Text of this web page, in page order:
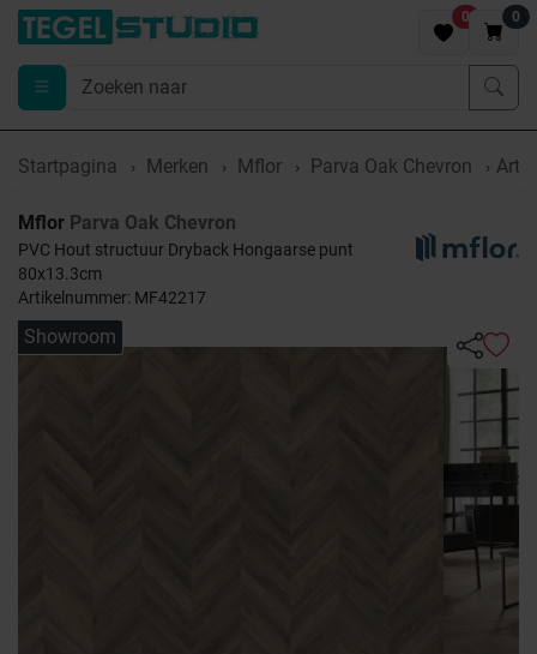
0 0
Startpagina Merken Mflor Parva Oak Chevron
Mflor Parva Oak Chevron
PVC Hout structuur Dryback Hongaarse punt
80x13.3cm
Artikelnummer: MF42217
Showroom